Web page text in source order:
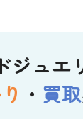
ジュエ
・ 買取